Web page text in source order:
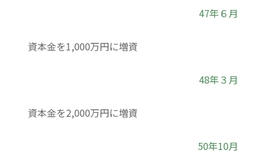
47年６月
資本金を1,000万円に増資
48年３月
資本金を2,000万円に増資
50年10月